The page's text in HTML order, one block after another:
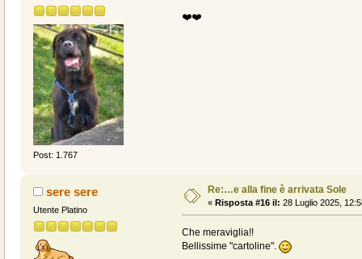
Post: 1.767
❤️❤️
sere sere
Utente Platino
Re:…e alla fine è arrivata Sole
« Risposta #16 il: 28 Luglio 2025,
Che meraviglia!!
Bellissime "cartoline".